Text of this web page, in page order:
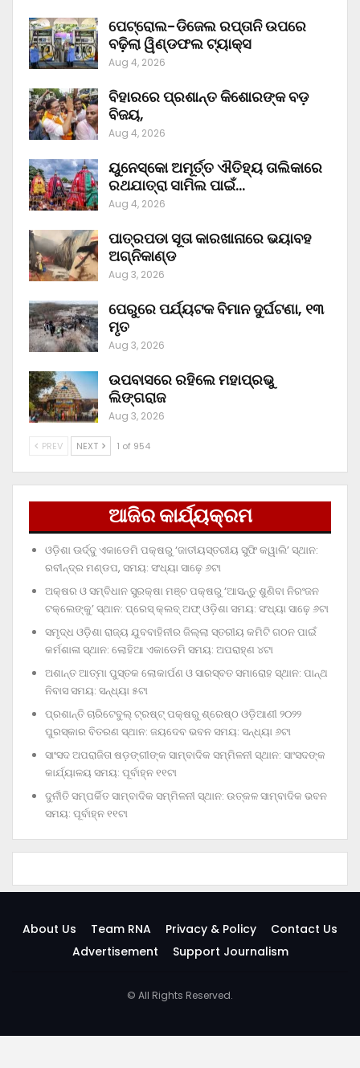
ପେଟ୍ରୋଲ-ଡିଜେଲ ରପ୍ତାନି ଉପରେ
ବଢ଼ିଲା ୱିଣ୍ଡଫଲ ଟ୍ୟାକ୍ସ
Aug 4, 2026
ବିହାରରେ ପ୍ରଶାନ୍ତ କିଶୋରଙ୍କ ବଡ଼
ବିଜୟ,
Aug 4, 2026
ୟୁନେସ୍କୋ ଅମୂର୍ତ୍ତ ଐତିହ୍ୟ ତାଲିକାରେ
ରଥଯାତ୍ରା ସାମିଲ ପାଇଁ…
Aug 4, 2026
ପାତ୍ରପଡା ସୂତା କାରଖାନାରେ ଭୟାବହ
ଅଗ୍ନିକାଣ୍ଡ
Aug 3, 2026
ପେରୁରେ ପର୍ଯ୍ୟଟକ ବିମାନ ଦୁର୍ଘଟଣା, ୧୩
ମୃତ
Aug 3, 2026
ଉପବାସରେ ରହିଲେ ମହାପ୍ରଭୁ
ଲିଙ୍ଗରାଜ
Aug 3, 2026
PREV NEXT 1 of 954
ଆଜିର କାର୍ଯ୍ୟକ୍ରମ
ଓଡ଼ିଶା ଊର୍ଦ୍ଦୁ ଏକାଡେମି ପକ୍ଷରୁ ‘ଜାତୀୟସ୍ତରୀୟ ସୁଫି କୱାଲି’ ସ୍ଥାନ:
ରବୀନ୍ଦ୍ର ମଣ୍ଡପ, ସମୟ: ସଂଧ୍ୟା ସାଢ଼େ ୬ଟା
ଅକ୍ଷର ଓ ସମ୍ବିଧାନ ସୁରକ୍ଷା ମଞ୍ଚ ପକ୍ଷରୁ ‘ଆସନ୍ତୁ ଶୁଣିବା ନିରଂଜନ
ଟକ୍‌ଲେଙ୍କୁ’ ସ୍ଥାନ: ପ୍ରେସ୍‌ କ୍ଲବ୍‌ ଅଫ୍‌ ଓଡ଼ିଶା ସମୟ: ସଂଧ୍ୟା ସାଢ଼େ ୬ଟା
ସମୃଦ୍ଧ ଓଡ଼ିଶା ରାଜ୍ୟ ଯୁବବାହିନୀର ଜିଲ୍ଲା ସ୍ତରୀୟ କମିଟି ଗଠନ ପାଇଁ
କର୍ମଶାଳା ସ୍ଥାନ: ଲୋହିଆ ଏକାଡେମି ସମୟ: ଅପରାହ୍‌ଣ ୪ଟା
ଅଶାନ୍ତ ଆତ୍ମା ପୁସ୍ତକ ଲୋକାର୍ପଣ ଓ ସାରସ୍ବତ ସମାରୋହ ସ୍ଥାନ: ପାନ୍ଥ
ନିବାସ ସମୟ: ସନ୍ଧ୍ୟା ୫ଟା
ପ୍ରଶାନ୍ତି ଚାରିଟେବୁଲ୍‌ ଟ୍ରଷ୍ଟ୍‌ ପକ୍ଷରୁ ଶ୍ରେଷ୍ଠ ଓଡ଼ିଆଣୀ ୨୦୨୨
ପୁରସ୍କାର ବିତରଣ ସ୍ଥାନ: ଜୟଦେବ ଭବନ ସମୟ: ସନ୍ଧ୍ୟା ୬ଟା
ସାଂସଦ ଅପରାଜିତା ଷଡ଼ଙ୍ଗୀଙ୍କ ସାମ୍ବାଦିକ ସମ୍ମିଳନୀ ସ୍ଥାନ: ସାଂସଦଙ୍କ
କାର୍ଯ୍ୟାଳୟ ସମୟ: ପୂର୍ବାହ୍ନ ୧୧ଟା
ଦୁର୍ନୀତି ସମ୍ପର୍କିତ ସାମ୍ବାଦିକ ସମ୍ମିଳନୀ ସ୍ଥାନ: ଉତ୍କଳ ସାମ୍ବାଦିକ ଭବନ
ସମୟ: ପୂର୍ବାହ୍ନ ୧୧ଟା
About Us Team RNA Privacy & Policy
Contact Us
Advertisement
Support Journalism
© All Rights Reserved.